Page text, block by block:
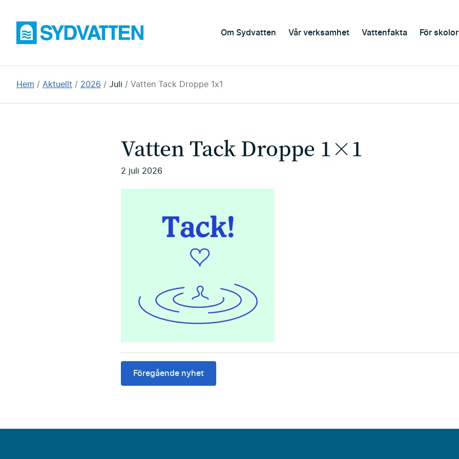
huvudinnehållet
Sydvatten Om Sydvatten Vår verksamhet Vattenfakta För skolor
Du
Hem Aktuellt 2026 Juli Vatten Tack Droppe 1x1
Vatten Tack Droppe 1×1
2 juli 2026
Föregående nyhet